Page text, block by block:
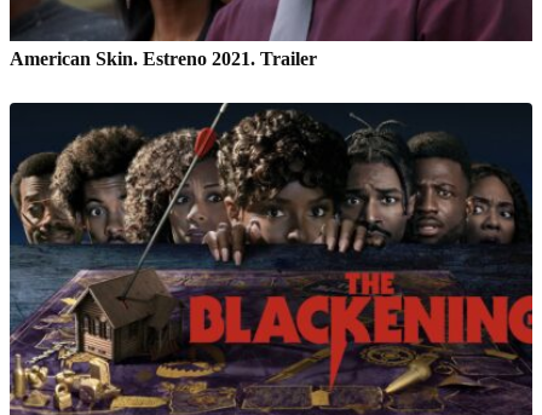
American Skin. Estreno 2021. Trailer